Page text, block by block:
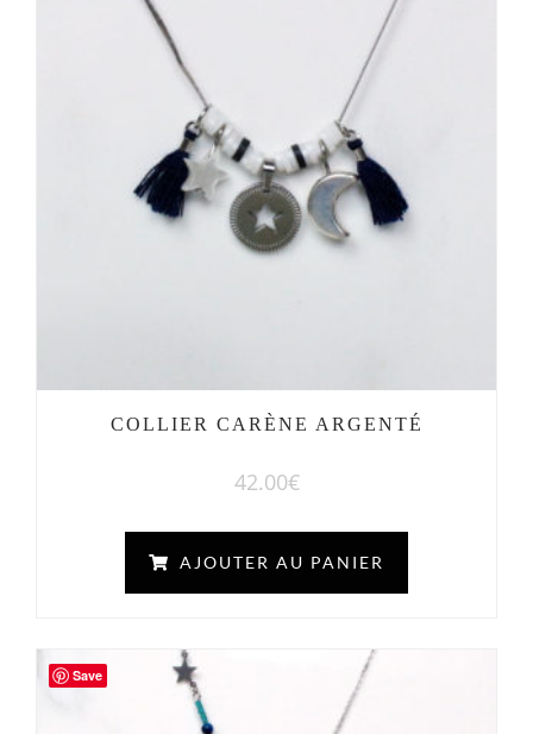
COLLIER CARÈNE ARGENTÉ
42.00€
AJOUTER AU PANIER
Save